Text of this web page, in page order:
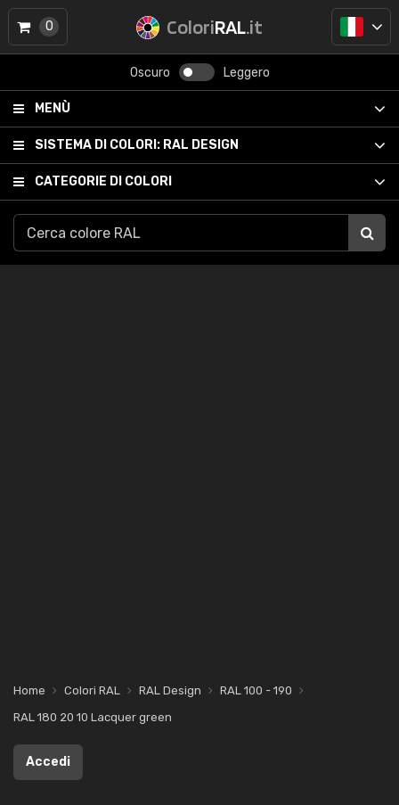
ColoriRAL.it
Oscuro Leggero
MENÙ
SISTEMA DI COLORI: RAL DESIGN
CATEGORIE DI COLORI
0
Home Colori RAL RAL Design
RAL 100 - 190
RAL 180 20 10 Lacquer green
Accedi